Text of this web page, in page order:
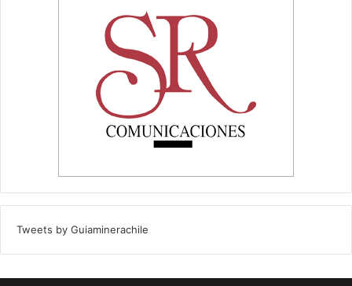
Tweets by Guiaminerachile